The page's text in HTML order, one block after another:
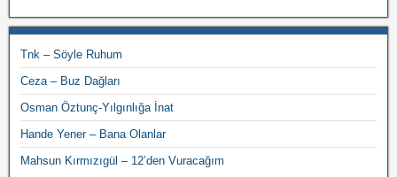
Tnk – Söyle Ruhum
Ceza – Buz Dağları
Osman Öztunç-Yılgınlığa İnat
Hande Yener – Bana Olanlar
Mahsun Kırmızıgül – 12’den Vuracağım